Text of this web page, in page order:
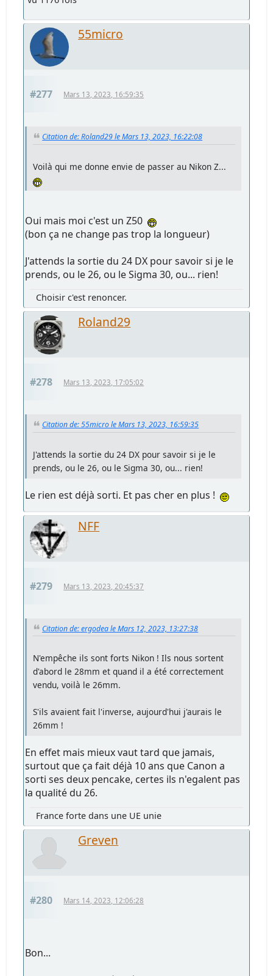
55micro
#277 Mars 13, 2023, 16:59:35
Citation de: Roland29 le Mars 13, 2023, 16:22:08
Voilà qui me donne envie de passer au Nikon Z...
Oui mais moi c'est un Z50
(bon ça ne change pas trop la longueur)
J'attends la sortie du 24 DX pour savoir si je le
prends, ou le 26, ou le Sigma 30, ou... rien!
Choisir c'est renoncer.
Roland29
#278 Mars 13, 2023, 17:05:02
Citation de: 55micro le Mars 13, 2023, 16:59:35
J'attends la sortie du 24 DX pour savoir si je le
prends, ou le 26, ou le Sigma 30, ou... rien!
Le rien est déjà sorti. Et pas cher en plus !
NFF
#279 Mars 13, 2023, 20:45:37
Citation de: ergodea le Mars 12, 2023, 13:27:38
N'empêche ils sont forts Nikon ! Ils nous sortent
d'abord le 28mm et quand il a été correctement
vendu, voilà le 26mm.
S'ils avaient fait l'inverse, aujourd'hui j'aurais le
26mm !
En effet mais mieux vaut tard que jamais,
surtout que ça fait déjà 10 ans que Canon a
sorti ses deux pencake, certes ils n'egalent pas
la qualité du 26.
France forte dans une UE unie
Greven
#280 Mars 14, 2023, 12:06:28
Bon...